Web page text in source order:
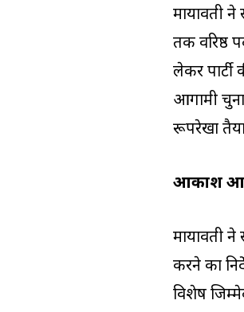
मायावती ने
तक वरिष्ठ
लेकर
आगामी
रूपरेखा
आकाश
मायावती ने
करने का
विशेष